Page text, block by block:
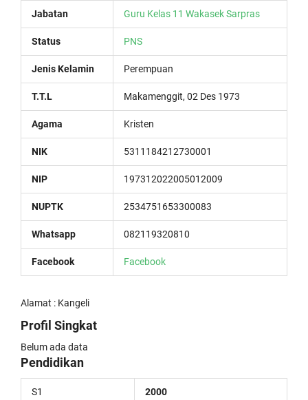
Jabatan Guru Kelas 11 Wakasek Sarpras
Status PNS
Jenis Kelamin Perempuan
T.T.L Makamenggit, 02 Des 1973
Agama Kristen
NIK 5311184212730001
NIP 197312022005012009
NUPTK 2534751653300083
Whatsapp 082119320810
Facebook Facebook
Alamat : Kangeli
Profil Singkat
Belum ada data
Pendidikan
S1 2000